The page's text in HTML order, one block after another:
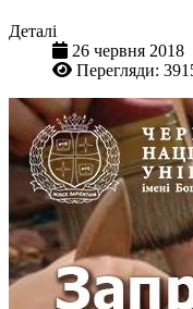
Деталі
26 червня 2018
Перегляди: